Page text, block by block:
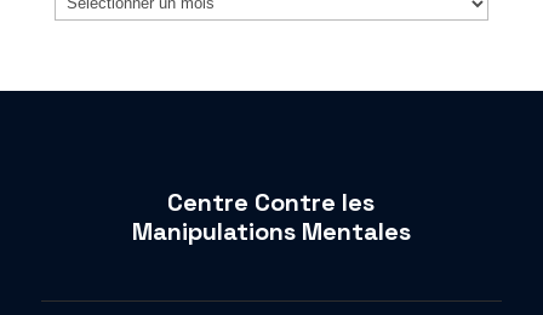
Centre Contre les
Manipulations Mentales